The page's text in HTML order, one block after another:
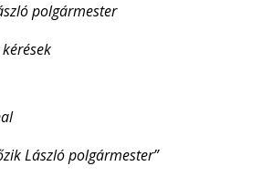
polgármester
László polgármester”